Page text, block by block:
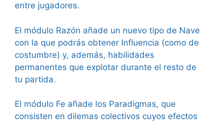
entre jugadores.
El módulo Razón añade un nuevo tipo de Nave
con la que podrás obtener Influencia (como de
costumbre) y, además, habilidades
permanentes que explotar durante el resto de
tu partida.
El módulo Fe añade los Paradigmas, que
consisten en dilemas colectivos cuyos efectos